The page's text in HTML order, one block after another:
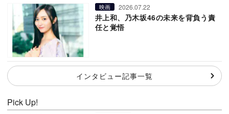
映画 2026.07.22
井上和、乃木坂46の未来を背負う責
任と覚悟
インタビュー記事一覧
Pick Up!